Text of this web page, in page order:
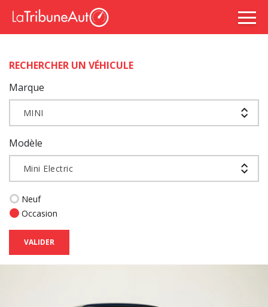
RECHERCHER UN VÉHICULE
Marque
MINI
Modèle
Mini Electric
Neuf
Occasion
VALIDER